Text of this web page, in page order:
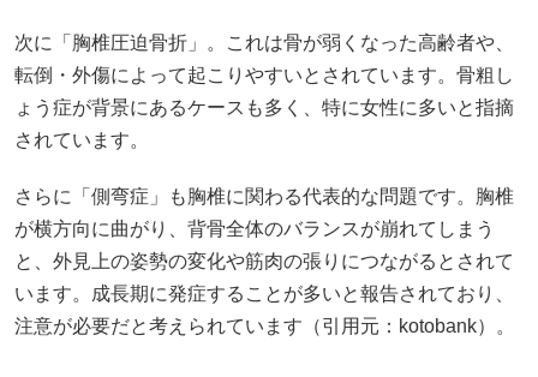
次に「胸椎圧迫骨折」。これは骨が弱くなった高齢者や、
転倒・外傷によって起こりやすいとされています。骨粗し
ょう症が背景にあるケースも多く、特に女性に多いと指摘
されています。
さらに「側弯症」も胸椎に関わる代表的な問題です。胸椎
が横方向に曲がり、背骨全体のバランスが崩れてしまう
と、外見上の姿勢の変化や筋肉の張りにつながるとされて
います。成長期に発症することが多いと報告されており、
注意が必要だと考えられています（引用元： kotobank）。